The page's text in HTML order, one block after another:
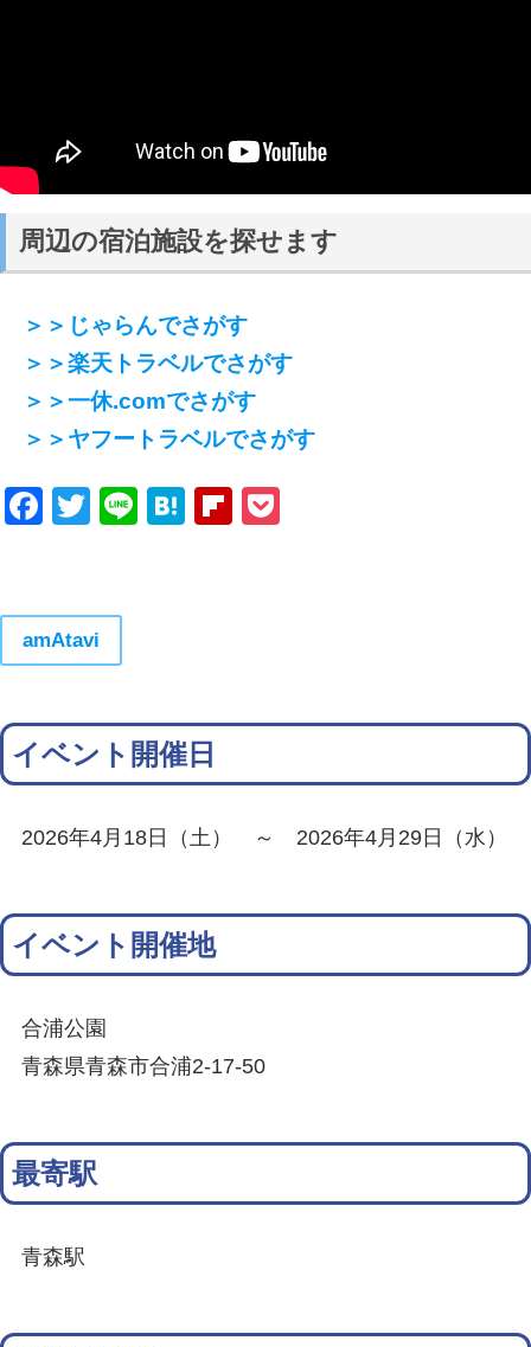
周辺の宿泊施設を探せます
＞＞じゃらんでさがす
＞＞楽天トラベルでさがす
＞＞一休.comでさがす
＞＞ヤフートラベルでさがす
Facebook
Twitter
LineHatenaFlipboard
amAtavi
イベント開催日
2026年4月18日（土） ～ 2026年4月29日（水）
イベント開催地
合浦公園
青森県青森市合浦2-17-50
最寄駅
青森駅